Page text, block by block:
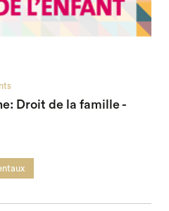
Droit de la famille -